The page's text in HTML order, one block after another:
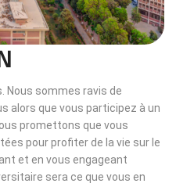
Nous sommes ravis de
alors que vous participez à un
promettons que vous
pour profiter de la vie sur le
et en vous engageant
sera ce que vous en